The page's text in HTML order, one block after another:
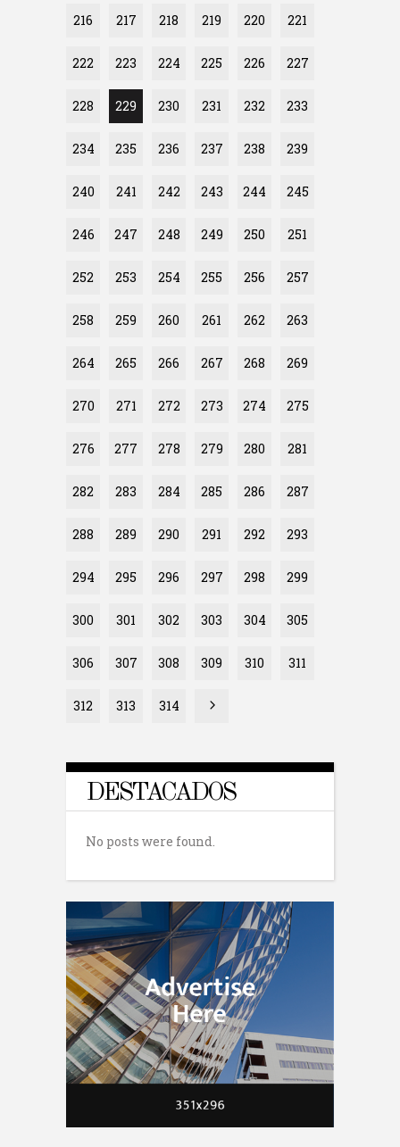
216 217 218 219 220 221
222 223 224 225 226 227
228 229 230 231 232 233
234 235 236 237 238 239
240 241 242 243 244 245
246 247 248 249 250 251
252 253 254 255 256 257
258 259 260 261 262 263
264 265 266 267 268 269
270 271 272 273 274 275
276 277 278 279 280 281
282 283 284 285 286 287
288 289 290 291 292 293
294 295 296 297 298 299
300 301 302 303 304 305
306 307 308 309 310 311
312 313 314
DESTACADOS
No posts were found.